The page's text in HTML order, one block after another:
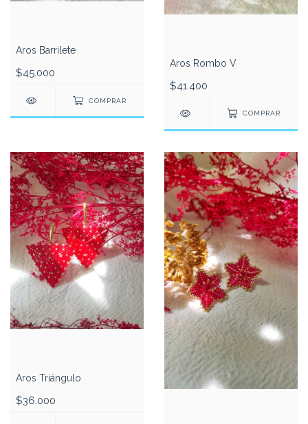
Aros Barrilete
$45.000
COMPRAR
Aros Rombo V
$41.400
COMPRAR
Aros Triángulo
$36.000